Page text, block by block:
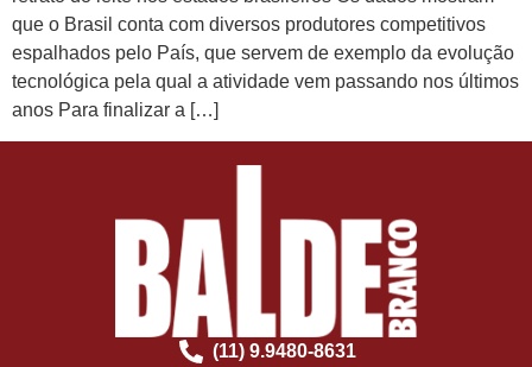
que o Brasil conta com diversos produtores competitivos
espalhados pelo País, que servem de exemplo da evolução
tecnológica pela qual a atividade vem passando nos últimos
anos Para finalizar a […]
(11) 9.9480-8631